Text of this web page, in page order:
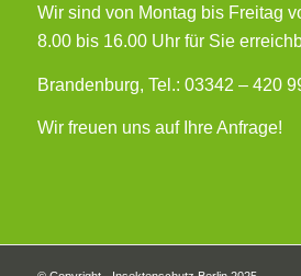
Wir sind von Montag bis Freitag
8.00 bis 16.00 Uhr für Sie
Brandenburg, Tel.: 03342 – 420
Wir freuen uns auf Ihre Anfrage!